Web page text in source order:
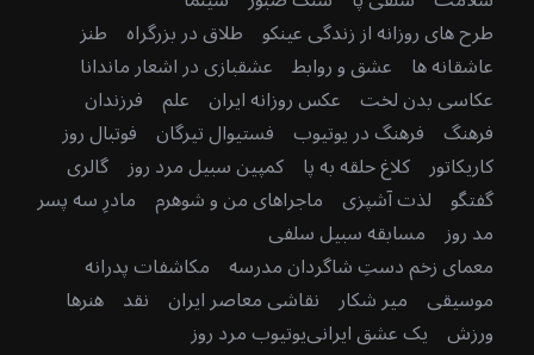
طرح های روزانه از زندگی عینکو طلاق در بزرگراه طنز
عاشقانه ها عشق و روابط عشقبازی در اشعار ماندانا
عکاسی بدن لخت عکس روزانه ایران علم فرزندان
فرهنگ فرهنگ در یوتیوب فستیوال تیرگان فوتبال روز
کاریکاتور کلاغ حلقه به پا کمپین سبیل مرد روز گالری
گفتگو لذت آشپزی ماجراهای من و شوهرم مادرِ سه پسر
مد روز مسابقه سبیل سلفی
معمای زخم دستِ شاگردان مدرسه مکاشفات پدرانه
موسیقی میر شکار نقاشی معاصر ایران نقد هنرها
ورزش یک عشق ایرانییوتیوب مرد روز